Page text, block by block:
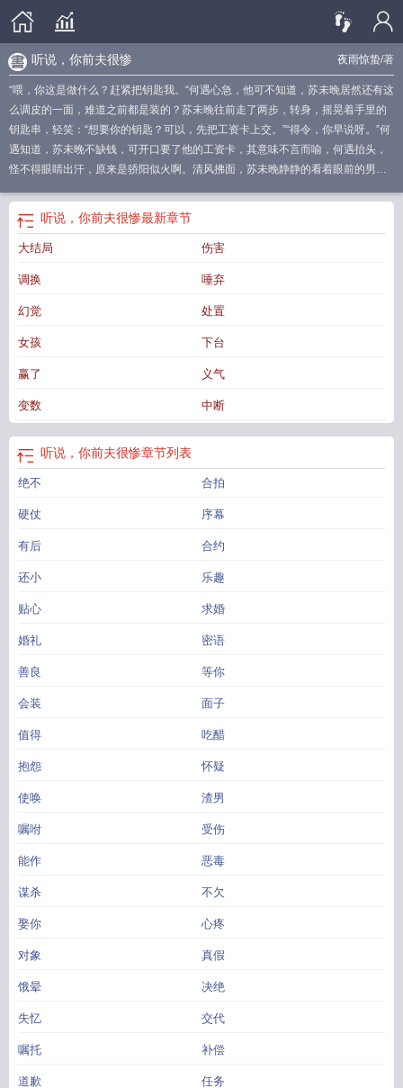
夜雨惊蛰/著
听说，你前夫很惨
“喂，你这是做什么？赶紧把钥匙我。“何遇心急，他可不知道，苏未晚居然还有这
么调皮的一面，难道之前都是装的？苏未晚往前走了两步，转身，摇晃着手里的
钥匙串，轻笑：“想要你的钥匙？可以，先把工资卡上交。”“得令，你早说呀。”何
遇知道，苏未晚不缺钱，可开口要了他的工资卡，其意味不言而喻，何遇抬头，
怪不得眼睛出汗，原来是骄阳似火啊。清风拂面，苏未晚静静的看着眼前的男
文免费阅读！。
听说前夫想复合作者松郁郁
前夫很惨全文免费阅读
夫结婚了
听说前夫想复合免费阅读无弹幕听说前夫要复合
婚了听说你前夫很惨免费阅读 听说前夫想复合txt
说前夫想复合松郁郁
你前夫很惨免费阅读听说前夫暗恋我
合顿顿吃白馍
听说前夫想复婚
前夫想复合
听说前夫想复合全文阅读
阅读听说前夫就是用来被怼的 听说你前夫很惨
听说，你前夫很惨最新章节
大结局 伤害
调换 唾弃
幻觉 处置
女孩 下台
赢了 义气
变数 中断
听说，你前夫很惨章节列表
绝不 合拍
硬仗 序幕
有后 合约
还小 乐趣
贴心 求婚
婚礼 密语
善良 等你
会装 面子
值得 吃醋
抱怨 怀疑
使唤 渣男
嘱咐 受伤
能作 恶毒
谋杀 不欠
娶你 心疼
对象 真假
饿晕 决绝
失忆 交代
嘱托 补偿
道歉 任务